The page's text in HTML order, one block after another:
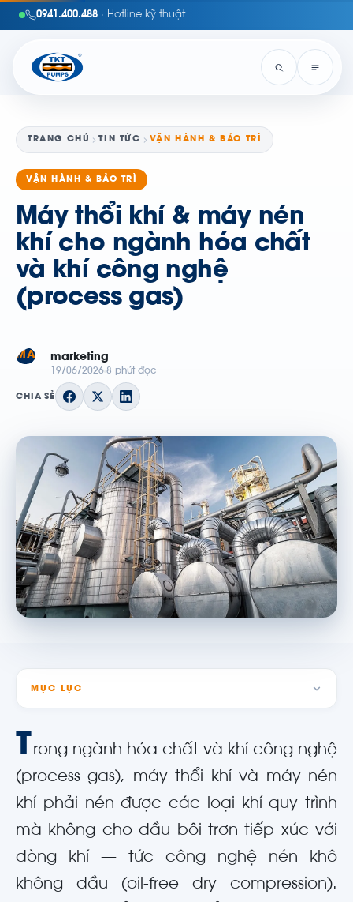
0941.400.488 · Hotline kỹ thuật
TRANG CHỦ TIN TỨC VẬN HÀNH & BẢO TRÌ
VẬN HÀNH & BẢO TRÌ
Máy thổi khí & máy nén
khí cho ngành hóa chất
và khí công nghệ
(process gas)
MA marketing
19/06/2026 8 phút đọc
CHIA SẺ
MỤC LỤC
Trong ngành hóa chất và khí công nghệ
(process gas), máy thổi khí và máy nén
khí phải nén được các loại khí quy trình
mà không cho dầu bôi trơn tiếp xúc với
dòng khí — tức công nghệ nén khô
không dầu (oil-free dry compression).